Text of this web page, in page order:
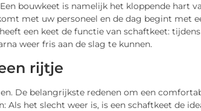
bouwkeet is namelijk het kloppende hart
met uw personeel en de dag begint met
een keet de functie van schaftkeet:
weer fris aan de slag te kunnen.
rijtje
De belangrijkste redenen om een
het slecht weer is, is een schaftkeet de